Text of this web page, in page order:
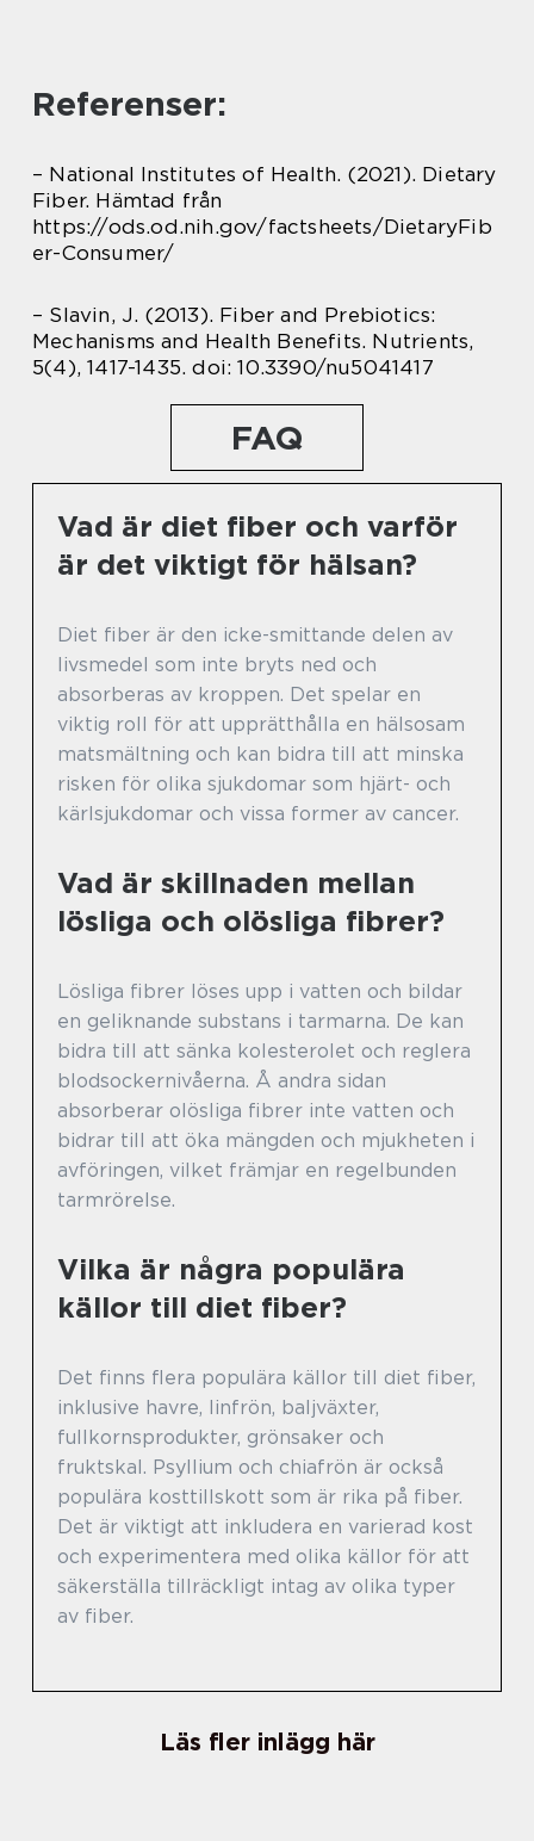
Referenser:
– National Institutes of Health. (2021). Dietary
Fiber. Hämtad från
https://ods.od.nih.gov/factsheets/DietaryFib
er-Consumer/
– Slavin, J. (2013). Fiber and Prebiotics:
Mechanisms and Health Benefits. Nutrients,
5(4), 1417-1435. doi: 10.3390/nu5041417
FAQ
Vad är diet fiber och varför
är det viktigt för hälsan?
Diet fiber är den icke-smittande delen av
livsmedel som inte bryts ned och
absorberas av kroppen. Det spelar en
viktig roll för att upprätthålla en hälsosam
matsmältning och kan bidra till att minska
risken för olika sjukdomar som hjärt- och
kärlsjukdomar och vissa former av cancer.
Vad är skillnaden mellan
lösliga och olösliga fibrer?
Lösliga fibrer löses upp i vatten och bildar
en geliknande substans i tarmarna. De kan
bidra till att sänka kolesterolet och reglera
blodsockernivåerna. Å andra sidan
absorberar olösliga fibrer inte vatten och
bidrar till att öka mängden och mjukheten i
avföringen, vilket främjar en regelbunden
tarmrörelse.
Vilka är några populära
källor till diet fiber?
Det finns flera populära källor till diet fiber,
inklusive havre, linfrön, baljväxter,
fullkornsprodukter, grönsaker och
fruktskal. Psyllium och chiafrön är också
populära kosttillskott som är rika på fiber.
Det är viktigt att inkludera en varierad kost
och experimentera med olika källor för att
säkerställa tillräckligt intag av olika typer
av fiber.
Läs fler inlägg här